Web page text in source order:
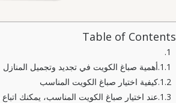
Table of Contents
أهمية صباغ الكويت في تجديد وتجميل المنازل
كيفية اختيار صباغ الكويت المناسب
عند اختيار صباغ الكويت المناسب، يمكنك اتباع